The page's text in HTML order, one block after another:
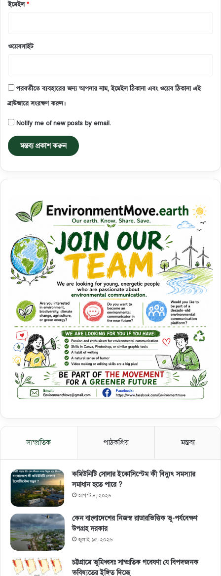
ইমেইল*
ওয়েবসাইট
পরবর্তীতে ব্যবহারের জন্য আপনার নাম, ইমেইল ঠিকানা এবং ওয়েব ঠিকানা এই
ব্রাউজারে সংরক্ষণ করুন।
Notify me of new posts by email.
সাম্প্রতিক পাঠকপ্রিয় মন্তব্য
কমিউনিটি সোলার ইকোসিস্টেম কী বিদ্যুৎ সমস্যার
সমাধান হতে পারে ?
আগস্ট ৪, ২০২৬
কেন বাংলাদেশের নিজস্ব রাডারভিত্তিক ভূ-পর্যবেক্ষণ
উপগ্রহ দরকার
জুলাই ১৫, ২০২৬
চট্টগ্রামে ভূমিধ্বসঃ সাম্প্রতিক গবেষণা যে বিপদজনক
ভবিষ্যতের ইঙ্গিত দিচ্ছে